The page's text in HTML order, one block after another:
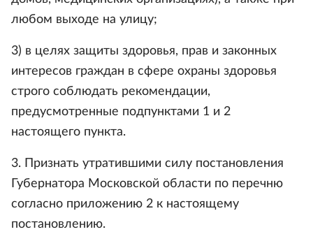
любом выходе на улицу;
3) в целях защиты здоровья, прав и законных
интересов граждан в сфере охраны здоровья
строго соблюдать рекомендации,
предусмотренные подпунктами 1 и 2
настоящего пункта.
3. Признать утратившими силу постановления
Губернатора Московской области по перечню
согласно приложению 2 к настоящему
постановлению.